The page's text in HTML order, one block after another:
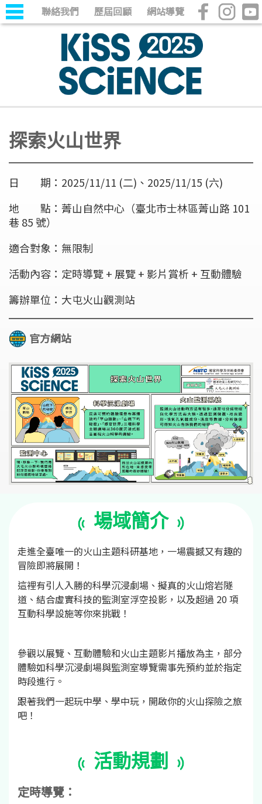
聯絡我們 歷屆回顧 網站導覽
探索火山世界
日 期：2025/11/11 (二)、2025/11/15 (六)
地 點：菁山自然中心（臺北市士林區菁山路 101
巷 85 號）
適合對象：無限制
活動內容：定時導覽 + 展覽 + 影片賞析 + 互動體驗
籌辦單位：大屯火山觀測站
官方網站
場域簡介
走進全臺唯一的火山主題科研基地，一場震撼又有趣的
冒險即將展開！
這裡有引人入勝的科學沉浸劇場、擬真的火山熔岩隧
道、結合虛實科技的監測室浮空投影，以及超過 20 項
互動科學設施等你來挑戰！
參觀以展覽、互動體驗和火山主題影片播放為主，部分
體驗如科學沉浸劇場與監測室導覽需事先預約並於指定
時段進行。
跟著我們一起玩中學、學中玩，開啟你的火山探險之旅
吧！
活動規劃
定時導覽：